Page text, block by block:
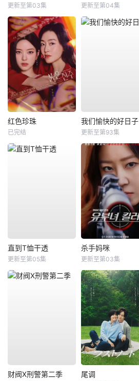
更新至第03集 更新至第04集
红色珍珠
已完结
我们愉快的好日子
更新至第93集
直到T恤干透
更新至第05集
杀手妈咪
更新至第03集
财阀X刑警第二季 尾调